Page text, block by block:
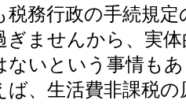
税務行政の手続規
ぎませんから、実
ないという事情も
ば、生活費非課税